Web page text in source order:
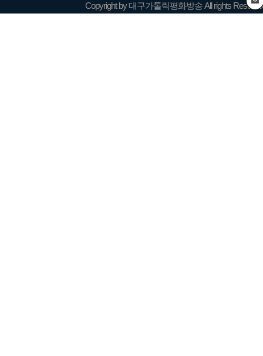
Copyright by 대구가톨릭평화방송 All rights